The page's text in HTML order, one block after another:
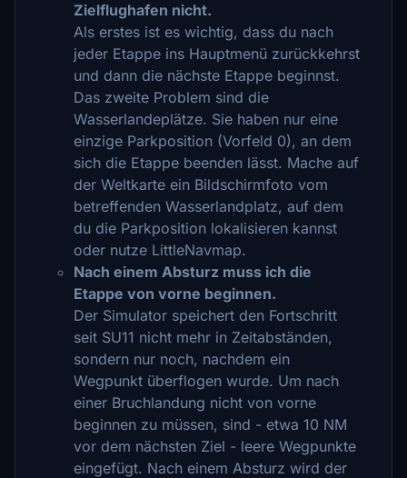
Zielflughafen nicht.
Als erstes ist es wichtig, dass du nach
jeder Etappe ins Hauptmenü zurückkehrst
und dann die nächste Etappe beginnst.
Das zweite Problem sind die
Wasserlandeplätze. Sie haben nur eine
einzige Parkposition (Vorfeld 0), an dem
sich die Etappe beenden lässt. Mache auf
der Weltkarte ein Bildschirmfoto vom
betreffenden Wasserlandplatz, auf dem
du die Parkposition lokalisieren kannst
oder nutze LittleNavmap.
Nach einem Absturz muss ich die
Etappe von vorne beginnen.
Der Simulator speichert den Fortschritt
seit SU11 nicht mehr in Zeitabständen,
sondern nur noch, nachdem ein
Wegpunkt überflogen wurde. Um nach
einer Bruchlandung nicht von vorne
beginnen zu müssen, sind - etwa 10 NM
vor dem nächsten Ziel - leere Wegpunkte
eingefügt. Nach einem Absturz wird der